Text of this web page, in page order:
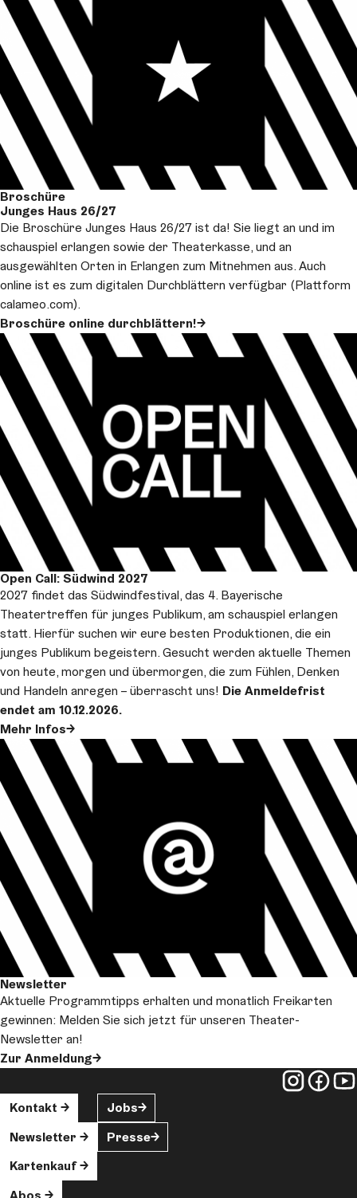
Broschüre
Junges Haus 26/27
Die Broschüre Junges Haus 26/27 ist da! Sie liegt an und im
schauspiel erlangen sowie der Theaterkasse, und an
ausgewählten Orten in Erlangen zum Mitnehmen aus. Auch
online ist es zum digitalen Durchblättern verfügbar (Plattform
calameo.com).
Broschüre online durchblättern!
Open Call: Südwind 2027
2027 findet das Südwindfestival, das 4. Bayerische
Theatertreffen für junges Publikum, am schauspiel erlangen
statt. Hierfür suchen wir eure besten Produktionen, die ein
junges Publikum begeistern. Gesucht werden aktuelle Themen
von heute, morgen und übermorgen, die zum Fühlen, Denken
und Handeln anregen – überrascht uns! DieAnmeldefrist
endet am 10.12.2026.
Mehr Infos
Newsletter
Aktuelle Programmtipps erhalten und monatlich Freikarten
gewinnen: Melden Sie sich jetzt für unseren Theater-
Newsletter an!
Zur Anmeldung
Kontakt
Newsletter
Kartenkauf
Jobs
Presse